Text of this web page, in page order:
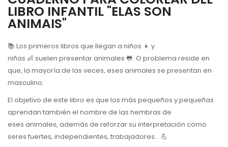
LIBRO INFANTIL "ELAS SON
ANIMAIS"
📚 Los primeros libros que llegan a niños 👧 y
niñas 👶suelen presentar animales 🐸. O problema reside en
que, la mayoría de las veces, eses animales se presentan en
masculino.
El objetivo de este libro es que los más pequeños y pequeñas
aprendan también el nombre de las hembras de
eses animales, además de reforzar su interpretación como
seres fuertes, independientes, trabajadores... 💪